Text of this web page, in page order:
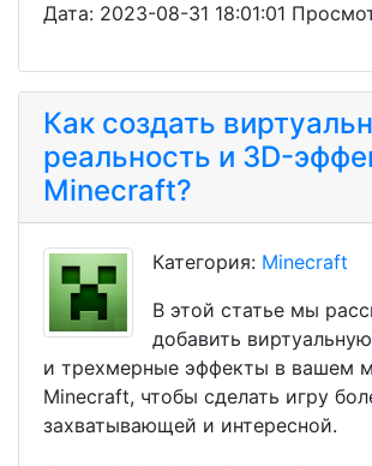
Дата: 2023-08-31 18:01:01
Как создать
реальность и 3D-
Minecraft?
Категория: Minecraft
В этой статье мы
добавить
и трехмерные эффекты в вашем
Minecraft, чтобы сделать игру
захватывающей и интересной.